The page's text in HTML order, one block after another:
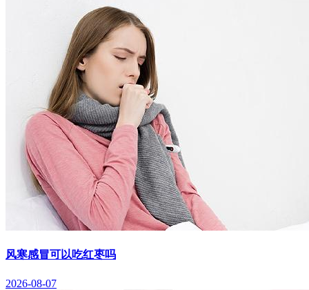
风寒感冒可以吃红枣吗
2026-08-07